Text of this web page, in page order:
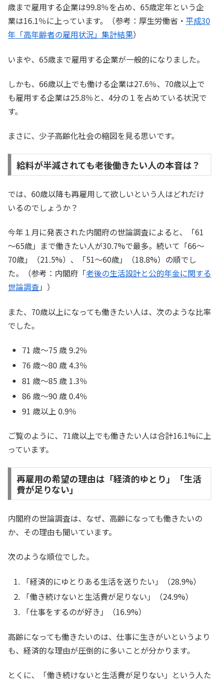
歳まで雇用する企業は99.8％を占め、65歳定年という企
業は16.1％に上っています。（参考：厚生労働省・ 平成30
年「高年齢者の雇用状況」集計結果）
いまや、65歳まで雇用する企業が一般的になりました。
しかも、66歳以上でも働ける企業は27.6％、70歳以上で
も雇用する企業は25.8％と、4分の１を占めている状況で
す。
まさに、少子高齢化社会の縮図を見る思いです。
給料が半減されても老後働きたい人の本音は？
では、60歳以降も再雇用して欲しいという人はどれだけ
いるのでしょうか？
今年１月に発表された内閣府の世論調査によると、「61
～65歳」まで働きたい人が30.7%で最多。続いて「66～
70歳」（21.5%）、「51～60歳」（18.8%）の順でし
た。（参考：内閣府「老後の生活設計と公的年金に関する
世論調査」）
また、70歳以上になっても働きたい人は、次のような比率
でした。
71 歳～75 歳 9.2％
76 歳～80 歳 4.3％
81 歳～85 歳 1.3％
86 歳～90 歳 0.4％
91 歳以上 0.9％
ご覧のように、71歳以上でも働きたい人は合計16.1%に上
っています。
再雇用の希望の理由は「経済的ゆとり」「生活
費が足りない」
内閣府の世論調査は、なぜ、高齢になっても働きたいの
か、その理由も聞いています。
次のような順位でした。
「経済的にゆとりある生活を送りたい」（28.9%）
「働き続けないと生活費が足りない」（24.9%）
「仕事をするのが好き」（16.9%）
高齢になっても働きたいのは、仕事に生きがいというより
も、経済的な理由が圧倒的に多いことが分かります。
とくに、「働き続けないと生活費が足りない」という人た